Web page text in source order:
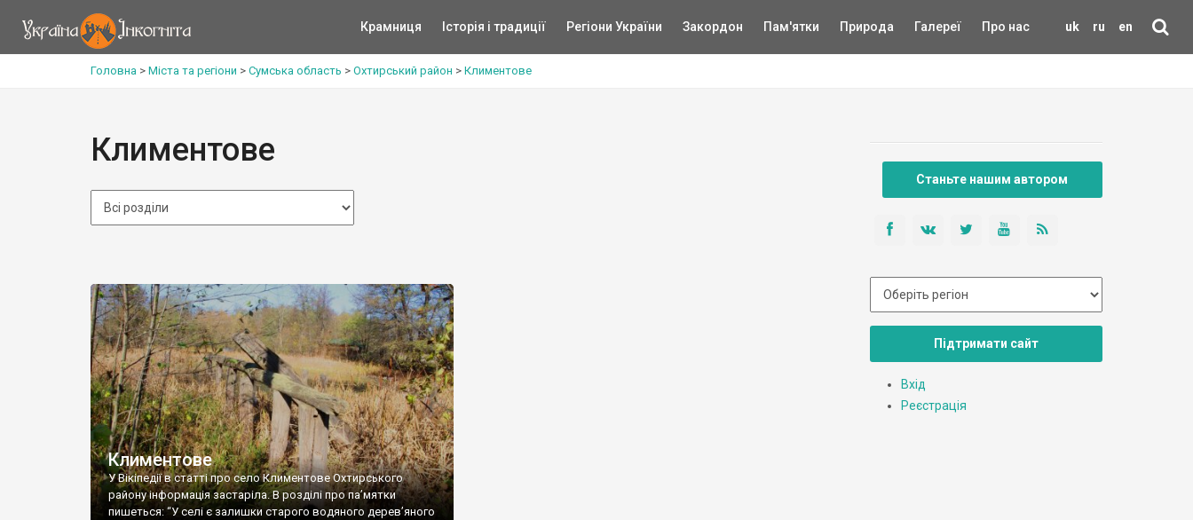
uk ru en
Крамниця Історія і традиції Регіони України Закордон Пам'ятки Природа Галереї Про нас
Головна > Міста та регіони > Сумська область > Охтирський район > Климентове
Климентове
Климентове
У Вікіпедії в статті про село Климентове Охтирського
району інформація застаріла. В розділі про па’мятки
пишеться: “У селі є залишки старого водяного дерев’яного
Станьте нашим автором
Підтримати сайт
Вхід
Реєстрація